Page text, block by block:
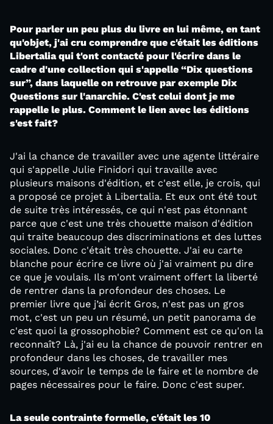
Pour parler un peu plus du livre en lui même, en tant
qu'objet, j'ai cru comprendre que c'était les éditions
Libertalia qui t'ont contacté pour l'écrire dans le
cadre d'une collection qui s'appelle “Dix questions
sur”, dans laquelle on retrouve par exemple Dix
Questions sur l'anarchie. C'est celui dont je me
rappelle le plus. Comment le lien avec les éditions
s'est fait?
J'ai la chance de travailler avec une agente littéraire
qui s'appelle Julie Finidori qui travaille avec
plusieurs maisons d'édition, et c'est elle, je crois, qui
a proposé ce projet à Libertalia. Et eux ont été tout
de suite très intéressés, ce qui n'est pas étonnant
parce que c'est une très chouette maison d'édition
qui traite beaucoup des discriminations et des luttes
sociales. Donc c'était très chouette. J'ai eu carte
blanche pour écrire ce livre où j'ai vraiment pu dire
ce que je voulais. Ils m'ont vraiment offert la liberté
de rentrer dans la profondeur des choses. Le
premier livre que j’ai écrit Gros, n'est pas un gros
mot, c'est un peu un résumé, un petit panorama de
c'est quoi la grossophobie? Comment est ce qu'on la
reconnaît? Là, j'ai eu la chance de pouvoir rentrer en
profondeur dans les choses, de travailler mes
sources, d'avoir le temps de le faire et le nombre de
pages nécessaires pour le faire. Donc c'est super.
La seule contrainte formelle, c'était les 10